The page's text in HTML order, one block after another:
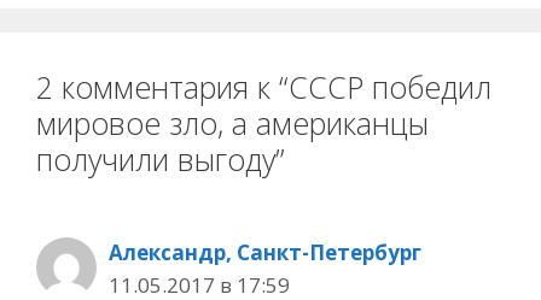
2 комментария к “СССР победил
мировое зло, а американцы
получили выгоду”
Александр, Санкт-Петербург
11.05.2017 в 17:59